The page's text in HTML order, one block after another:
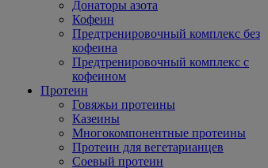
Донаторы азота
Кофеин
Предтренировочный комплекс без
кофеина
Предтренировочный комплекс с
кофеином
Протеин
Говяжьи протеины
Казеины
Многокомпонентные протеины
Протеин для вегетарианцев
Соевый протеин